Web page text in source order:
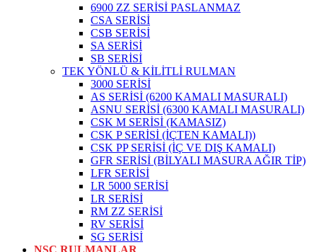
6900 ZZ SERİSİ PASLANMAZ
CSA SERİSİ
CSB SERİSİ
SA SERİSİ
SB SERİSİ
TEK YÖNLÜ & KİLİTLİ RULMAN
3000 SERİSİ
AS SERİSİ (6200 KAMALI MASURALI)
ASNU SERİSİ (6300 KAMALI MASURALI)
CSK M SERİSİ (KAMASIZ)
CSK P SERİSİ (İÇTEN KAMALI))
CSK PP SERİSİ (İÇ VE DIŞ KAMALI)
GFR SERİSİ (BİLYALI MASURA AĞIR TİP)
LFR SERİSİ
LR 5000 SERİSİ
LR SERİSİ
RM ZZ SERİSİ
RV SERİSİ
SG SERİSİ